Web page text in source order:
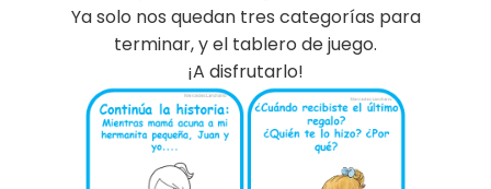
Ya solo nos quedan tres categorías para
terminar, y el tablero de juego.
¡A disfrutarlo!